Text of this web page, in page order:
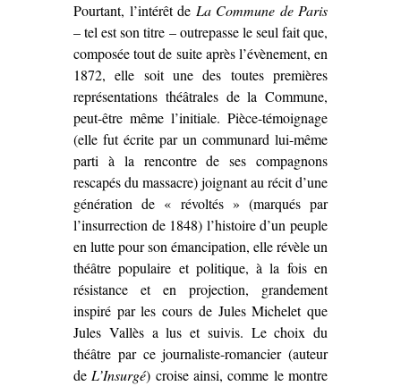
Pourtant, l’intérêt de La Commune de Paris
– tel est son titre – outrepasse le seul fait que,
composée tout de suite après l’évènement, en
1872, elle soit une des toutes premières
représentations théâtrales de la Commune,
peut-être même l’initiale. Pièce-témoignage
(elle fut écrite par un communard lui-même
parti à la rencontre de ses compagnons
rescapés du massacre) joignant au récit d’une
génération de « révoltés » (marqués par
l’insurrection de 1848) l’histoire d’un peuple
en lutte pour son émancipation, elle révèle un
théâtre populaire et politique, à la fois en
résistance et en projection, grandement
inspiré par les cours de Jules Michelet que
Jules Vallès a lus et suivis. Le choix du
théâtre par ce journaliste-romancier (auteur
deL’Insurgé) croise ainsi, comme le montre